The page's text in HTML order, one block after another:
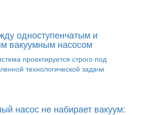
одноступенчатым и
вакуумным насосом
проектируется строго под
технологической задачи
насос не набирает вакуум: